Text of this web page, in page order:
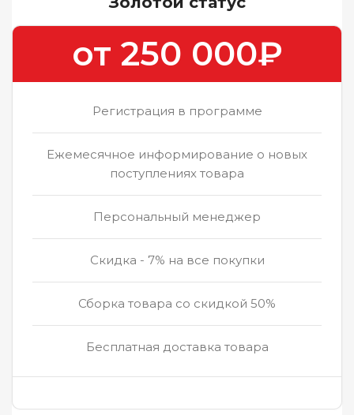
от 250 000₽
Регистрация в программе
Ежемесячное информирование о новых
поступлениях товара
Персональный менеджер
Скидка - 7% на все покупки
Сборка товара со скидкой 50%
Бесплатная доставка товара